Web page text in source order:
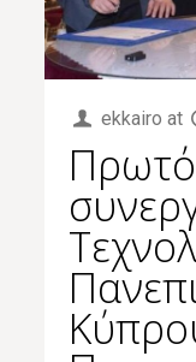
ekkairo at